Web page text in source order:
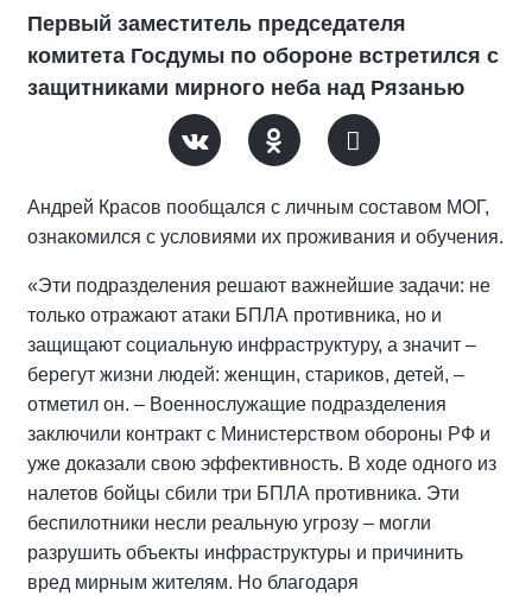
Первый заместитель председателя
комитета Госдумы по обороне встретился с
защитниками мирного неба над Рязанью
Андрей Красов пообщался с личным составом МОГ,
ознакомился с условиями их проживания и обучения.
«Эти подразделения решают важнейшие задачи: не
только отражают атаки БПЛА противника, но и
защищают социальную инфраструктуру, а значит –
берегут жизни людей: женщин, стариков, детей, –
отметил он. – Военнослужащие подразделения
заключили контракт с Министерством обороны РФ и
уже доказали свою эффективность. В ходе одного из
налетов бойцы сбили три БПЛА противника. Эти
беспилотники несли реальную угрозу – могли
разрушить объекты инфраструктуры и причинить
вред мирным жителям. Но благодаря